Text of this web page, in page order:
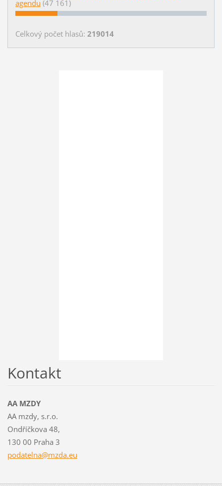
agendu (47 161)
Celkový počet hlasů: 219014
Kontakt
AA MZDY
AA mzdy, s.r.o.
Ondříčkova 48,
130 00 Praha 3
podatelna@mzda.eu